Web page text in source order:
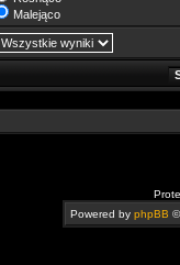
Malejąco
Powered by phpBB